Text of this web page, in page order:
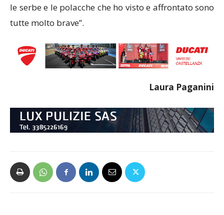
le serbe e le polacche che ho visto e affrontato sono
tutte molto brave”.
Laura Paganini